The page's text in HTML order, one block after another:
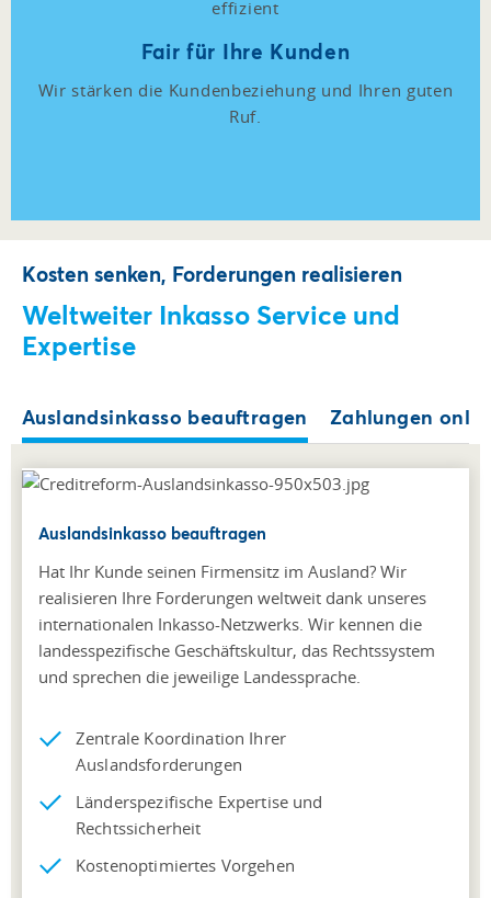
Fair für Ihre Kunden
Wir stärken die Kundenbeziehung und Ihren guten
Ruf.
Kosten senken, Forderungen realisieren
Weltweiter Inkasso Service und
Expertise
Auslandsinkasso beauftragen Zahlungen
Auslandsinkasso beauftragen
Hat Ihr Kunde seinen Firmensitz im Ausland? Wir
realisieren Ihre Forderungen weltweit dank unseres
internationalen Inkasso-Netzwerks. Wir kennen die
landesspezifische Geschäftskultur, das Rechtssystem
und sprechen die jeweilige Landessprache.
Zentrale Koordination Ihrer
Auslandsforderungen
Länderspezifische Expertise und
Rechtssicherheit
Kostenoptimiertes Vorgehen